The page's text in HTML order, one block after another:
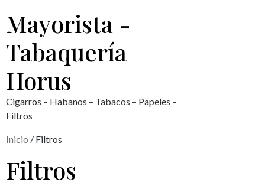
Mayorista -
Tabaquería
Horus
Cigarros – Habanos – Tabacos – Papeles –
Filtros
Inicio / Filtros
Filtros